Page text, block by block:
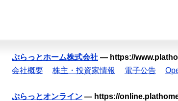
ぷらっとホーム株式会社 — https://
会社概要
株主・投資家情報 電子公告
ぷらっとオンライン — https://